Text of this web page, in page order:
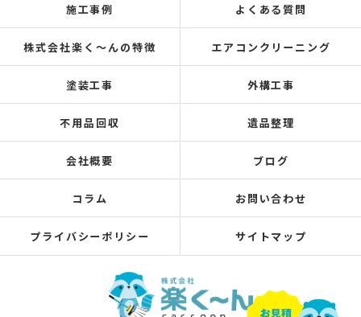
施工事例 よくある質問
株式会社楽く～んの特徴 エアコンクリーニング
塗装工事 外構工事
不用品回収 遺品整理
会社概要 ブログ
コラム お問い合わせ
プライバシーポリシー サイトマップ